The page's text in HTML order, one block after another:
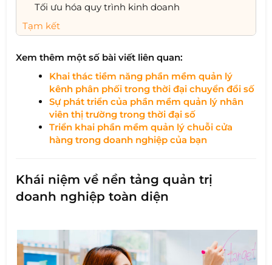
Tối ưu hóa quy trình kinh doanh
Tạm kết
Xem thêm một số bài viết liên quan:
Khai thác tiềm năng phần mềm quản lý
kênh phân phối trong thời đại chuyển đổi số​
Sự phát triển của phần mềm quản lý nhân
viên thị trường trong thời đại số​
Triển khai phần mềm quản lý chuỗi cửa
hàng trong doanh nghiệp của bạn
Khái niệm về nền tảng quản trị
doanh nghiệp toàn diện